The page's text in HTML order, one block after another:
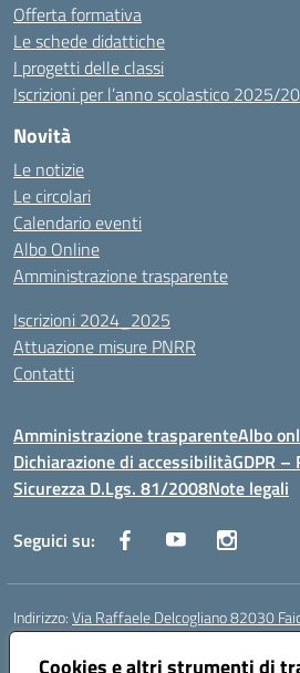
Cookies e altri strumenti di
Offerta formativa
Le schede didattiche
I progetti delle classi
Iscrizioni per l’anno scolastico 2025/
Novità
Le notizie
Le circolari
Calendario eventi
Albo Online
Amministrazione trasparente
Iscrizioni 2024_2025
Attuazione misure PNRR
Contatti
Amministrazione trasparenteAlbo
Dichiarazione di accessibilitàGDPR
Sicurezza D.Lgs. 81/2008Note legali
Seguici su:
Indirizzo:Via Raffaele Delcogliano 82030
Centralino:
Posta elettronica certificata (PEC):